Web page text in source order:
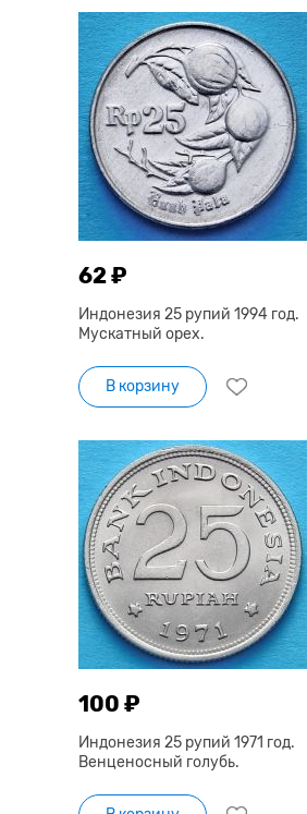
62 ₽
Индонезия 25 рупий 1994 год.
Мускатный орех.
В корзину
100 ₽
Индонезия 25 рупий 1971 год.
Венценосный голубь.